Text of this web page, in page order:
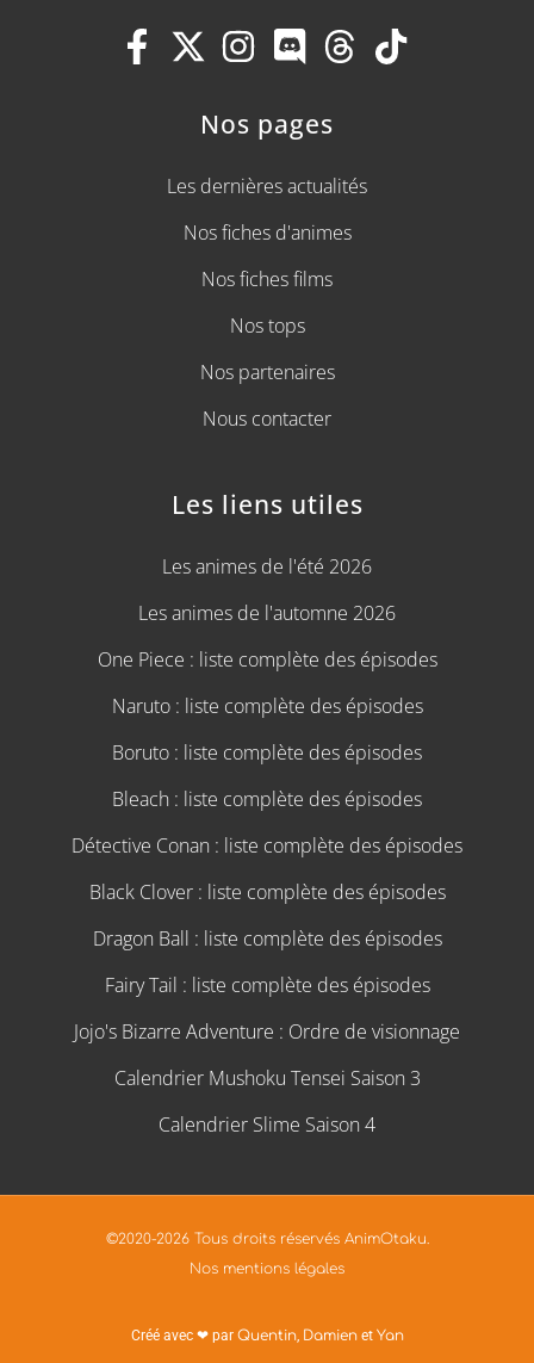
Nos pages
Les dernières actualités
Nos fiches d'animes
Nos fiches films
Nos tops
Nos partenaires
Nous contacter
Les liens utiles
Les animes de l'été 2026
Les animes de l'automne 2026
One Piece : liste complète des épisodes
Naruto : liste complète des épisodes
Boruto : liste complète des épisodes
Bleach : liste complète des épisodes
Détective Conan : liste complète des épisodes
Black Clover : liste complète des épisodes
Dragon Ball : liste complète des épisodes
Fairy Tail : liste complète des épisodes
Jojo's Bizarre Adventure : Ordre de visionnage
Calendrier Mushoku Tensei Saison 3
Calendrier Slime Saison 4
©2020-2026 Tous droits réservés AnimOtaku.
Nos mentions légales
Créé avec ❤ par Quentin, Damienet Yan